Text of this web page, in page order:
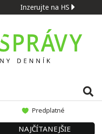
Inzerujte na HS
Predplatné
NAJČÍTANEJŠIE